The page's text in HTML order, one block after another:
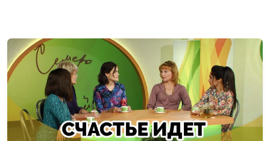
богословия
Как пережить
проблемы с помощью
Юлия Синицына,
Павел Гончар, магистр
богословия
Христиане в мире
тревожных новостей
Юлия Синицына,
Павел Гончар, магистр
#488